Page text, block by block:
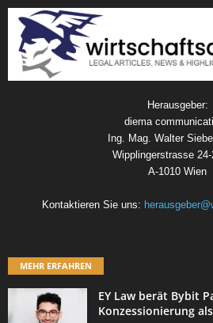
Herausgeber:
diema
Ing. Mag. Walter
Wipplingerstrasse
A-1010 Wien
Kontaktieren Sie uns:
MEHR ERFAHREN
EY Law berät Bybit
Konzessionierung